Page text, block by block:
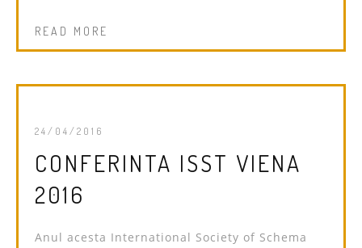
READ MORE
24/04/2016
CONFERINTA ISST VIENA
2016
Anul acesta International Society of Schema